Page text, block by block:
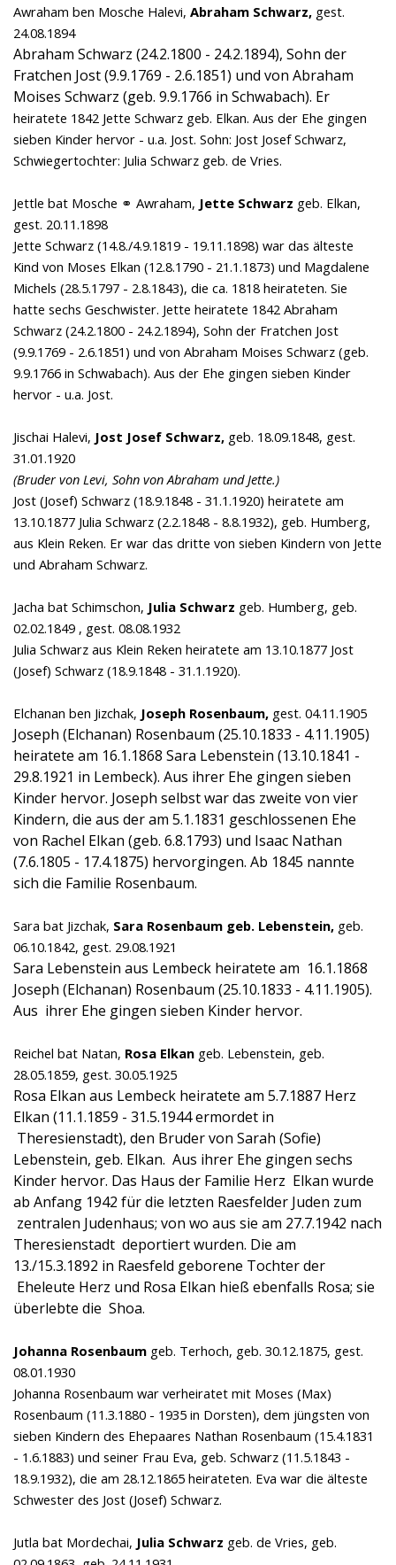
Awraham ben Mosche Halevi, Abraham Schwarz, gest.
24.08.1894
Abraham Schwarz (24.2.1800 - 24.2.1894), Sohn der
Fratchen Jost (9.9.1769 - 2.6.1851) und von Abraham
Moises Schwarz (geb. 9.9.1766 in Schwabach). Er
heiratete 1842 Jette Schwarz geb. Elkan. Aus der Ehe gingen
sieben Kinder hervor - u.a. Jost. Sohn: Jost Josef Schwarz,
Schwiegertochter: Julia Schwarz geb. de Vries.
Jettle bat Mosche ⚭ Awraham, Jette Schwarz geb. Elkan,
gest. 20.11.1898
Jette Schwarz (14.8./4.9.1819 - 19.11.1898) war das älteste
Kind von Moses Elkan (12.8.1790 - 21.1.1873) und Magdalene
Michels (28.5.1797 - 2.8.1843), die ca. 1818 heirateten. Sie
hatte sechs Geschwister. Jette heiratete 1842 Abraham
Schwarz (24.2.1800 - 24.2.1894), Sohn der Fratchen Jost
(9.9.1769 - 2.6.1851) und von Abraham Moises Schwarz (geb.
9.9.1766 in Schwabach). Aus der Ehe gingen sieben Kinder
hervor - u.a. Jost.
Jischai Halevi, Jost Josef Schwarz, geb. 18.09.1848, gest.
31.01.1920
(Bruder von Levi, Sohn von Abraham und Jette.)
Jost (Josef) Schwarz (18.9.1848 - 31.1.1920) heiratete am
13.10.1877 Julia Schwarz (2.2.1848 - 8.8.1932), geb. Humberg,
aus Klein Reken. Er war das dritte von sieben Kindern von Jette
und Abraham Schwarz.
Jacha bat Schimschon, Julia Schwarz geb. Humberg, geb.
02.02.1849 , gest. 08.08.1932
Julia Schwarz aus Klein Reken heiratete am 13.10.1877 Jost
(Josef) Schwarz (18.9.1848 - 31.1.1920).
Elchanan ben Jizchak, Joseph Rosenbaum, gest. 04.11.1905
Joseph (Elchanan) Rosenbaum (25.10.1833 - 4.11.1905)
heiratete am 16.1.1868 Sara Lebenstein (13.10.1841 -
29.8.1921 in Lembeck). Aus ihrer Ehe gingen sieben
Kinder hervor. Joseph selbst war das zweite von vier
Kindern, die aus der am 5.1.1831 geschlossenen Ehe
von Rachel Elkan (geb. 6.8.1793) und Isaac Nathan
(7.6.1805 - 17.4.1875) hervorgingen. Ab 1845 nannte
sich die Familie Rosenbaum.
Sara bat Jizchak, Sara Rosenbaum geb. Lebenstein, geb.
06.10.1842, gest. 29.08.1921
Sara Lebenstein aus Lembeck heiratete am 16.1.1868
Joseph (Elchanan) Rosenbaum (25.10.1833 - 4.11.1905).
Aus ihrer Ehe gingen sieben Kinder hervor.
Reichel bat Natan, Rosa Elkan geb. Lebenstein, geb.
28.05.1859, gest. 30.05.1925
Rosa Elkan aus Lembeck heiratete am 5.7.1887 Herz
Elkan (11.1.1859 - 31.5.1944 ermordet in
Theresienstadt), den Bruder von Sarah (Sofie)
Lebenstein, geb. Elkan. Aus ihrer Ehe gingen sechs
Kinder hervor. Das Haus der Familie Herz Elkan wurde
ab Anfang 1942 für die letzten Raesfelder Juden zum
zentralen Judenhaus; von wo aus sie am 27.7.1942 nach
Theresienstadt deportiert wurden. Die am
13./15.3.1892 in Raesfeld geborene Tochter der
Eheleute Herz und Rosa Elkan hieß ebenfalls Rosa; sie
überlebte die Shoa.
Johanna Rosenbaum geb. Terhoch, geb. 30.12.1875, gest.
08.01.1930
Johanna Rosenbaum war verheiratet mit Moses (Max)
Rosenbaum (11.3.1880 - 1935 in Dorsten), dem jüngsten von
sieben Kindern des Ehepaares Nathan Rosenbaum (15.4.1831
- 1.6.1883) und seiner Frau Eva, geb. Schwarz (11.5.1843 -
18.9.1932), die am 28.12.1865 heirateten. Eva war die älteste
Schwester des Jost (Josef) Schwarz.
Jutla bat Mordechai, Julia Schwarz geb. de Vries, geb.